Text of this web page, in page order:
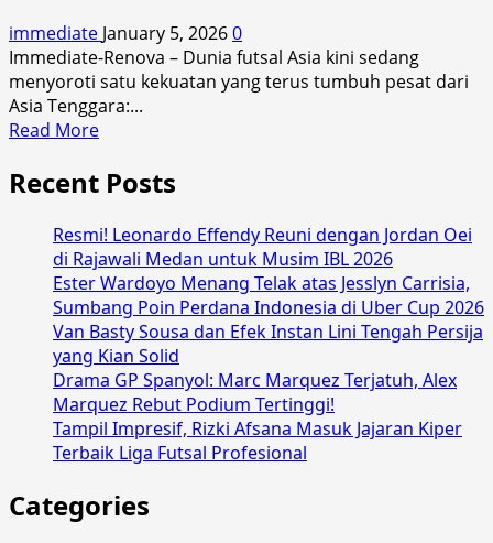
Absen
Bela
Timnas
Futsal
di
Asia
2026
immediate January 5, 20260
Immediate-Renova – Dunia futsal Asia kini sedang
menyoroti satu kekuatan yang terus tumbuh pesat dari
Asia Tenggara:...
Read MoreRead
about
Piala
Asia
Futsal
2026,
Squad
Garuda
Siap
Tempur
Merebut
Takhta
Tertinggi
Recent Posts
Resmi! Leonardo Effendy Reuni dengan Jordan Oei
di Rajawali Medan untuk Musim IBL 2026
Ester Wardoyo Menang Telak atas Jesslyn Carrisia,
Sumbang Poin Perdana Indonesia di Uber Cup 2026
Van Basty Sousa dan Efek Instan Lini Tengah Persija
yang Kian Solid
Drama GP Spanyol: Marc Marquez Terjatuh, Alex
Marquez Rebut Podium Tertinggi!
Tampil Impresif, Rizki Afsana Masuk Jajaran Kiper
Terbaik Liga Futsal Profesional
Categories